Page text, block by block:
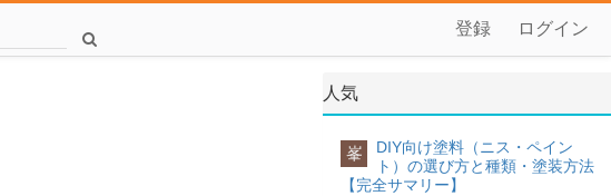
登録 ログイン
人気
峯
DIY向け塗料（ニス・ペイン
ト）の選び方と種類・塗装方法
【完全サマリー】